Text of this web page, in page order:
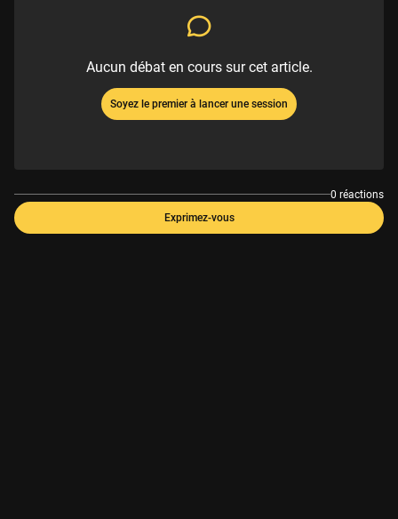
Aucun débat en cours sur cet article.
Soyez le premier à lancer une session
0 réactions
Exprimez-vous